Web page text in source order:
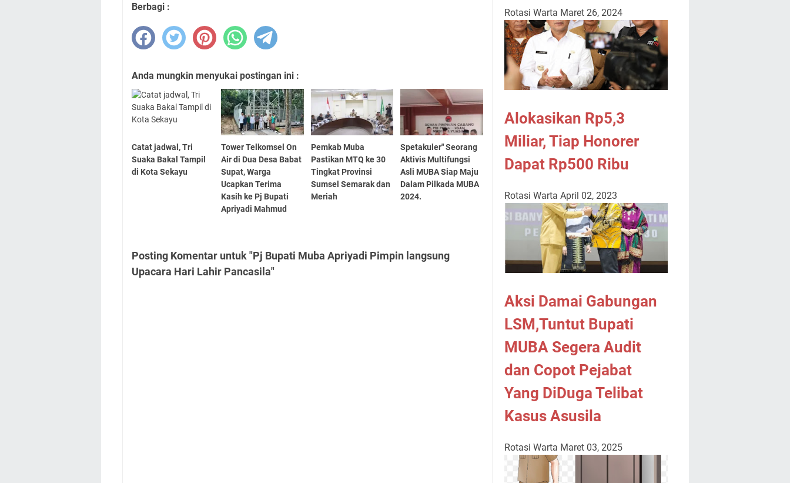
Berbagi :
Anda mungkin menyukai postingan ini :
Catat jadwal, Tri
Suaka Bakal Tampil
di Kota Sekayu
Tower Telkomsel On
Air di Dua Desa Babat
Supat, Warga
Ucapkan Terima
Kasih ke Pj Bupati
Apriyadi Mahmud
Pemkab Muba
Pastikan MTQ ke 30
Tingkat Provinsi
Sumsel Semarak dan
Meriah
Spetakuler" Seorang
Aktivis Multifungsi
Asli MUBA Siap Maju
Dalam Pilkada MUBA
2024.
Posting Komentar untuk "Pj Bupati Muba Apriyadi Pimpin langsung
Upacara Hari Lahir Pancasila"
Rotasi Warta Maret 26, 2024
Alokasikan Rp5,3
Miliar, Tiap Honorer
Dapat Rp500 Ribu
Rotasi Warta April 02, 2023
Aksi Damai Gabungan
LSM,Tuntut Bupati
MUBA Segera Audit
dan Copot Pejabat
Yang DiDuga Telibat
Kasus Asusila
Rotasi Warta Maret 03, 2025